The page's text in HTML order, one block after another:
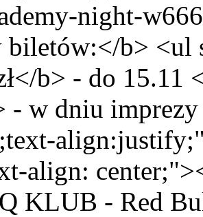
night-
biletów:</b>
b> - do 15.11
- w dniu
align:
KLUB - Red